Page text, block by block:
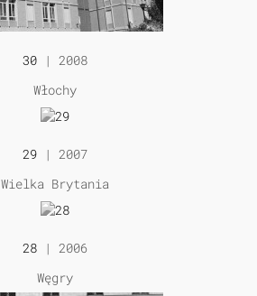
30 | 2008
Włochy
29 | 2007
Wielka Brytania
28 | 2006
Węgry